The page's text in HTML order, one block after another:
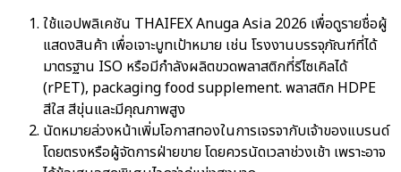
ใช้แอปพลิเคชัน THAIFEX Anuga Asia 2026 เพื่อดูรายชื่อผู้
แสดงสินค้า เพื่อเจาะบูทเป้าหมาย เช่น โรงงานบรรจุภัณฑ์ที่ได้
มาตรฐาน ISO หรือมีกำลังผลิตขวดพลาสติกที่รีไซเคิลได้
(rPET), packaging food supplement. พลาสติก HDPE
สีใส สีขุ่นและมีคุณภาพสูง
นัดหมายล่วงหน้าเพิ่มโอกาสทองในการเจรจากับเจ้าของแบรนด์
โดยตรงหรือผู้จัดการฝ่ายขาย โดยควรนัดเวลาช่วงเช้า เพราะอาจ